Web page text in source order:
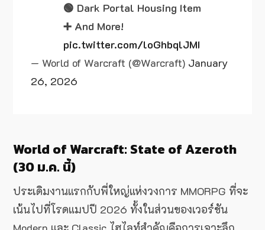
🟢 Dark Portal Housing Item
➕ And More!
pic.twitter.com/loGhbqlJMI
— World of Warcraft (@Warcraft) January
26, 2026
World of Warcraft: State of Azeroth
(30 ม.ค. นี้)
ประเดิมงานแรกกับพี่ใหญ่แห่งวงการ MMORPG ที่จะ
เน้นไปที่โรดแมปปี 2026 ทั้งในส่วนของเวอร์ชัน